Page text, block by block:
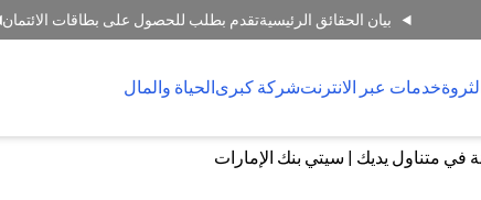
بيان الحقائق الرئيسيةتقدم بطلب للحصول على بطاقات الائتمان
خدمات عبر الانترنتشركة كبرىالحياة والمال
متناول يديك | سيتي بنك الإمارات